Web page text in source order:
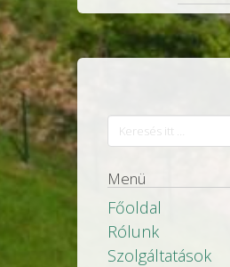
Menü
Főoldal
Rólunk
Szolgáltatások